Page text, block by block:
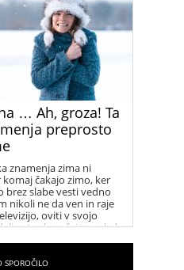
… Ah, groza! Ta
preprosto
znamenja zima ni
čakajo zimo, ker
brez slabe vesti vedno
nikoli ne da ven in raje
oviti v svojo
toplega čaja v rokah.